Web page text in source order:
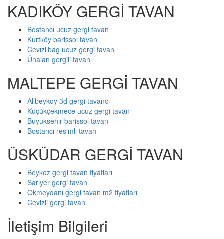
KADIKÖY GERGİ TAVAN
Bostancı ucuz gergi tavan
Kurtköy barissol tavan
Cevızlıbag ucuz gergi tavan
Ünalan gergili tavan
MALTEPE GERGİ TAVAN
Alibeykoy 3d gergi tavancı
Küçükçekmece ucuz gergi tavan
Buyuksehır barissol tavan
Bostancı resimli tavan
ÜSKÜDAR GERGİ TAVAN
Beykoz gergi tavan fiyatları
Sarıyer gergi tavan
Okmeydanı gergi tavan m2 fiyatları
Cevizli gergi tavan
İletişim Bilgileri